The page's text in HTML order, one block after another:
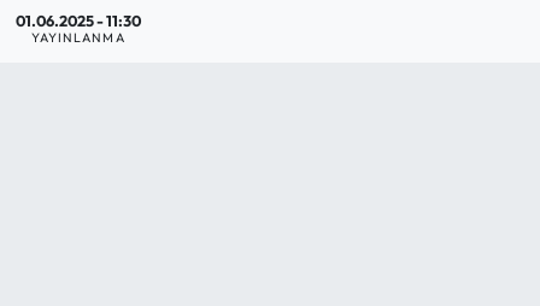
01.06.2025 - 11:30
YAYINLANMA
Manşet